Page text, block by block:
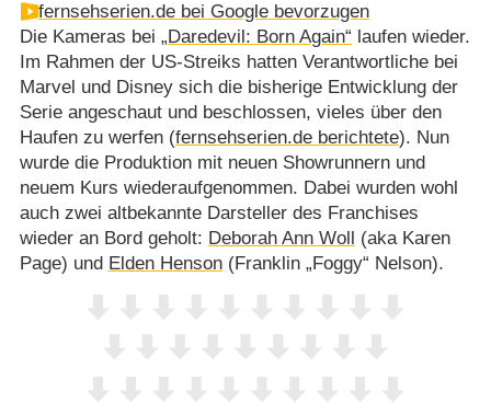
fernsehserien.de bei Google bevorzugen
Die Kameras bei „Daredevil: Born Again“ laufen wieder.
Im Rahmen der US-Streiks hatten Verantwortliche bei
Marvel und Disney sich die bisherige Entwicklung der
Serie angeschaut und beschlossen, vieles über den
Haufen zu werfen (fernsehserien.de berichtete). Nun
wurde die Produktion mit neuen Showrunnern und
neuem Kurs wiederaufgenommen. Dabei wurden wohl
auch zwei altbekannte Darsteller des Franchises
wieder an Bord geholt: Deborah Ann Woll
(aka Karen
Page) und Elden Henson(Franklin „Foggy“ Nelson).